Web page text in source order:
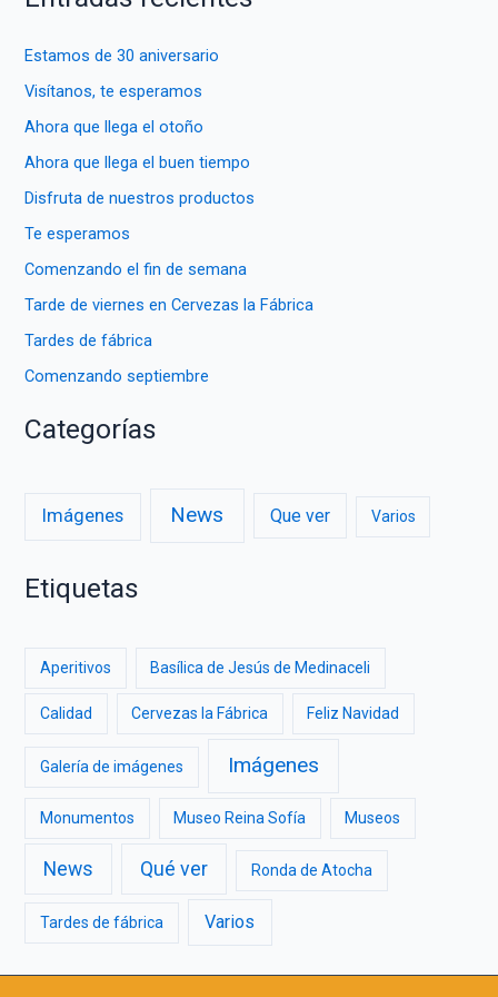
c
r
:
Estamos de 30 aniversario
Visítanos, te esperamos
Ahora que llega el otoño
Ahora que llega el buen tiempo
Disfruta de nuestros productos
Te esperamos
Comenzando el fin de semana
Tarde de viernes en Cervezas la Fábrica
Tardes de fábrica
Comenzando septiembre
Categorías
Imágenes News Que ver Varios
Etiquetas
Aperitivos Basílica de Jesús de Medinaceli
Calidad Cervezas la Fábrica Feliz Navidad
Galería de imágenes Imágenes
Monumentos Museo Reina Sofía Museos
News Qué ver Ronda de Atocha
Tardes de fábrica Varios